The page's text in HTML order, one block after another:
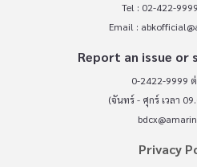
Tel : 02-422-
Email :
Report an issue or
0-2422-9999
(จันทร์ - ศุกร์ เวลา
Privacy